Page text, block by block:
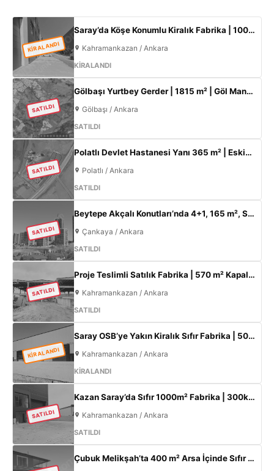
KİRALANDI
Saray’da Köşe Konumlu Kiralık Fabrika | 1000 m² Kapalı Alan | 3 Kat Ofis | 100 kW
Kahramankazan / Ankara
KİRALANDI
SATILDI
Gölbaşı Yurtbey Gerder | 1815 m² | Göl Manzaralı | TOKİ Yakını Yatırımlık Arazi
Gölbaşı / Ankara
SATILDI
SATILDI
Polatlı Devlet Hastanesi Yanı 365 m² | Eskişehir Yolu Cepheli | Ticari+Konut İmarlı Arsa
Polatlı / Ankara
SATILDI
SATILDI
Beytepe Akçalı Konutları’nda 4+1, 165 m², Sıfır Lüks Daire | Site İçi, Otoparklı, Takasa Uygun
Çankaya / Ankara
SATILDI
SATILDI
Proje Teslimli Satılık Fabrika | 570 m² Kapalı Alan + 450 m² Açık Alan | 100 KW Enerji | Saray Kahramankazan
Kahramankazan / Ankara
SATILDI
KİRALANDI
Saray OSB’ye Yakın Kiralık Sıfır Fabrika | 500 m² Kapalı Alan | 60 kW Elektrik | Müstakil
Kahramankazan / Ankara
KİRALANDI
SATILDI
Kazan Saray’da Sıfır 1000m² Fabrika | 300kW Enerji + 120m² Ofis
Kahramankazan / Ankara
SATILDI
Çubuk Melikşah’ta 400 m² Arsa İçinde Sıfır 3+1 Müstakil Ev – Kaçırılmayacak Fırsat!